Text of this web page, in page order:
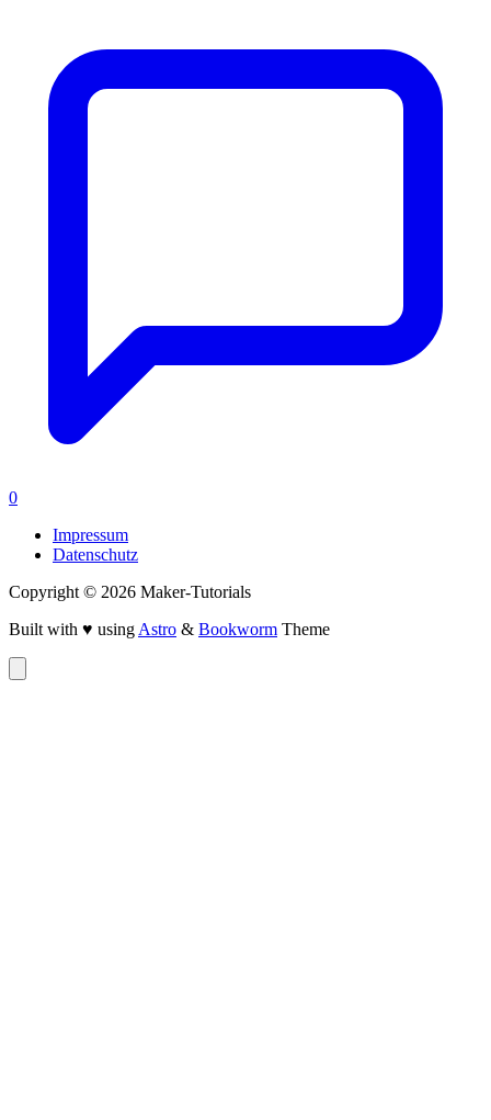
0
Impressum
Datenschutz
Copyright © 2026 Maker-Tutorials
Built with ♥ using Astro & Bookworm Theme